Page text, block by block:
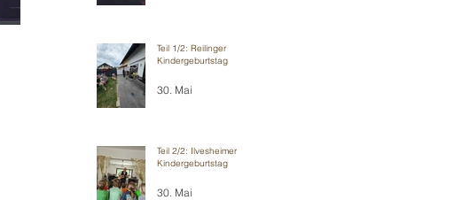
Teil 1/2: Reilinger
Kindergeburtstag
30. Mai
Teil 2/2: Ilvesheimer
Kindergeburtstag
30. Mai